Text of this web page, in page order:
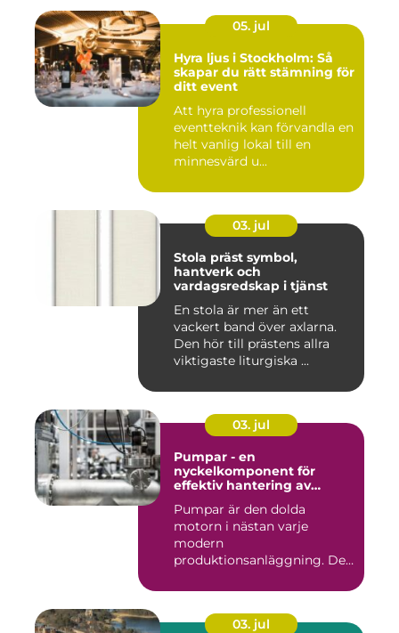
05. jul
Hyra ljus i Stockholm: Så
skapar du rätt stämning för
ditt event
Att hyra professionell
eventteknik kan förvandla en
helt vanlig lokal till en
minnesvärd u...
03. jul
Stola präst symbol,
hantverk och
vardagsredskap i tjänst
En stola är mer än ett
vackert band över axlarna.
Den hör till prästens allra
viktigaste liturgiska ...
03. jul
Pumpar - en
nyckelkomponent för
effektiv hantering av
Pumpar är den dolda
motorn i nästan varje
modern
produktionsanläggning. De
03. jul